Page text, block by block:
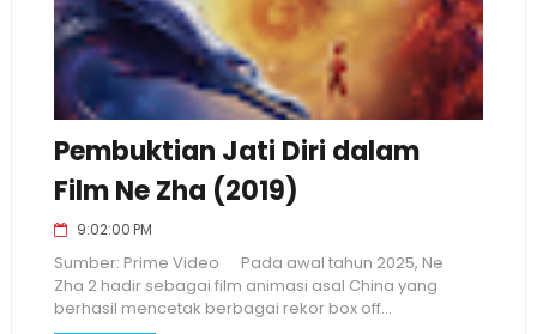
Pembuktian Jati Diri dalam
Film Ne Zha (2019)
9:02:00 PM
Sumber: Prime Video Pada awal tahun 2025, Ne
Zha 2 hadir sebagai film animasi asal China yang
berhasil mencetak berbagai rekor box off...